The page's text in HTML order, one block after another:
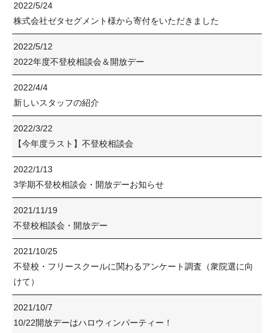
2022/5/24
株式会社ゼタセグメント様から寄付をいただきました
2022/5/12
2022年度不登校相談会＆開放デー
2022/4/4
新しいスタッフの紹介
2022/3/22
【今年度ラスト】不登校相談会
2022/1/13
3学期不登校相談会・開放デーお知らせ
2021/11/19
不登校相談会・開放デー
2021/10/25
不登校・フリースクールに関わるアンケート調査（衆院選に向
けて）
2021/10/7
10/22開放デーはハロウィンパーティー！